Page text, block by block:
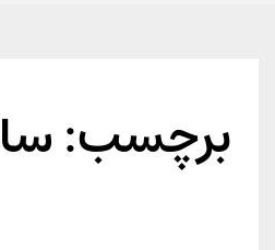
برچسب: